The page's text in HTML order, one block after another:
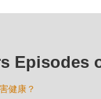
Episodes
健康？